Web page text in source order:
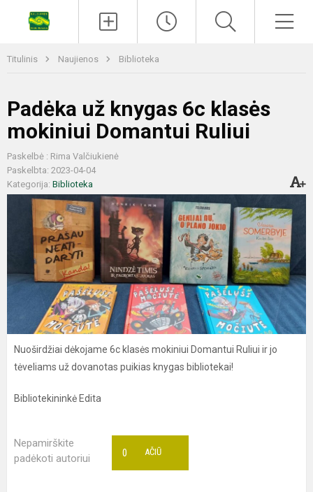
Titulinis Naujienos Biblioteka
Padėka už knygas 6c klasės
mokiniui Domantui Ruliui
Paskelbė : Rima Valčiukienė
Paskelbta: 2023-04-04
Kategorija: Biblioteka
Nuoširdžiai dėkojame 6c klasės mokiniui Domantui Ruliui ir jo
tėveliams už dovanotas puikias knygas bibliotekai!
Bibliotekininkė Edita
Nepamirškite
padėkoti autoriui
AČIŪ
0